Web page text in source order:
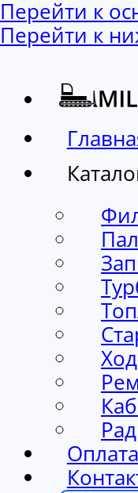
Перейти к
Перейти к